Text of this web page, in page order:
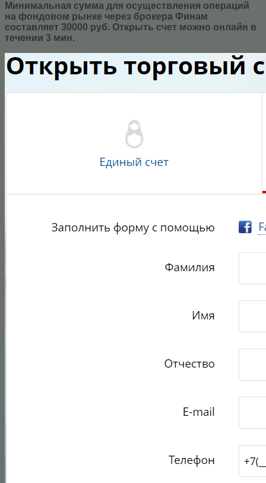
Минимальная сумма для осуществления операций
на фондовом рынке через брокера Финам
составляет 30000 руб. Открыть счет можно онлайн в
течении 3 мин.